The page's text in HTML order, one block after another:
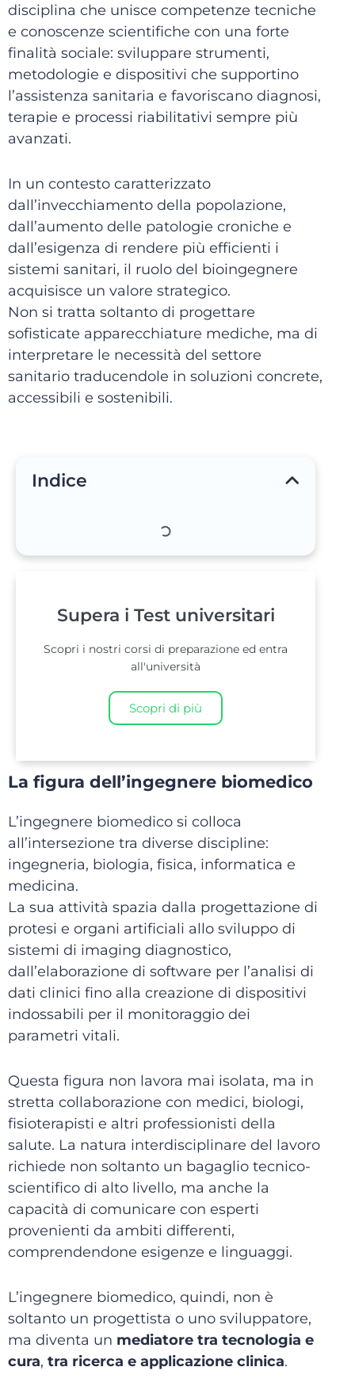
disciplina che unisce competenze tecniche
e conoscenze scientifiche con una forte
finalità sociale: sviluppare strumenti,
metodologie e dispositivi che supportino
l’assistenza sanitaria e favoriscano diagnosi,
terapie e processi riabilitativi sempre più
avanzati.
In un contesto caratterizzato
dall’invecchiamento della popolazione,
dall’aumento delle patologie croniche e
dall’esigenza di rendere più efficienti i
sistemi sanitari, il ruolo del bioingegnere
acquisisce un valore strategico.
Non si tratta soltanto di progettare
sofisticate apparecchiature mediche, ma di
interpretare le necessità del settore
sanitario traducendole in soluzioni concrete,
accessibili e sostenibili.
Indice
Supera i Test universitari
Scopri i nostri corsi di preparazione ed entra
all'università
Scopri di più
La figura dell’ingegnere biomedico
L’ingegnere biomedico si colloca
all’intersezione tra diverse discipline:
ingegneria, biologia, fisica, informatica e
medicina.
La sua attività spazia dalla progettazione di
protesi e organi artificiali allo sviluppo di
sistemi di imaging diagnostico,
dall’elaborazione di software per l’analisi di
dati clinici fino alla creazione di dispositivi
indossabili per il monitoraggio dei
parametri vitali.
Questa figura non lavora mai isolata, ma in
stretta collaborazione con medici, biologi,
fisioterapisti e altri professionisti della
salute. La natura interdisciplinare del lavoro
richiede non soltanto un bagaglio tecnico-
scientifico di alto livello, ma anche la
capacità di comunicare con esperti
provenienti da ambiti differenti,
comprendendone esigenze e linguaggi.
L’ingegnere biomedico, quindi, non è
soltanto un progettista o uno sviluppatore,
ma diventa un mediatore tra tecnologia e
cura, tra ricerca e applicazione clinica.